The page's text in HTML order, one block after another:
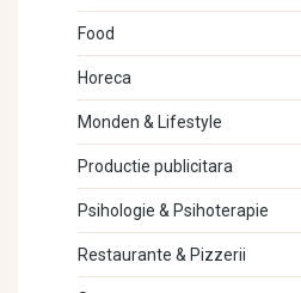
Food
Horeca
Monden & Lifestyle
Productie publicitara
Psihologie & Psihoterapie
Restaurante & Pizzerii